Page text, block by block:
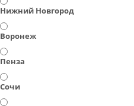
Нижний Новгород
Воронеж
Пенза
Сочи